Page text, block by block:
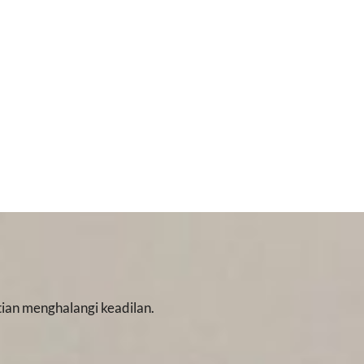
menghalangi keadilan.